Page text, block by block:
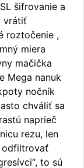
šifrovanie a
vrátiť
roztočenie ,
miera
mačička
Mega nanuk
nočník
chváliť sa
naprieč
rezu, len
odfiltrovať
to sú